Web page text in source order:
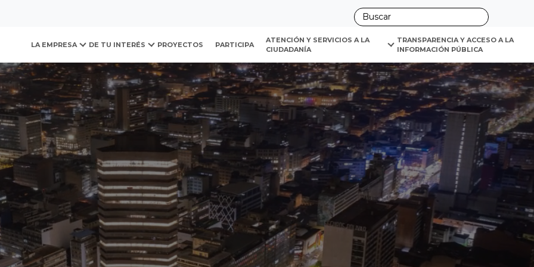
LA EMPRESA DE TU INTERÉS PROYECTOS PARTICIPA
ATENCIÓN Y SERVICIOS A LA
CIUDADANÍA
TRANSPARENCIA Y ACCESO A LA
INFORMACIÓN PÚBLICA